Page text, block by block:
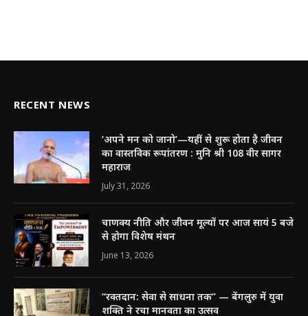
RECENT NEWS
‘अपने मन को जानो’—यहीं से शुरू होता है जीवन
का वास्तविक रूपांतरण : मुनि श्री 108 वीर सागर
महाराज
July 31, 2026
चाणक्य नीति और जीवन मूल्यों पर आज सायं 5 बजे
से होगा विशेष मंथन
June 13, 2026
“रक्तदान: सेवा से साधना तक” — बेंगलुरु में युवा
शक्ति ने रचा मानवता का उत्सव